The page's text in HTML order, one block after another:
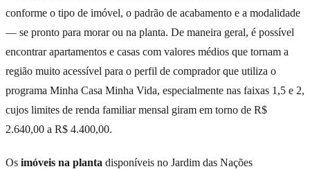
conforme o tipo de imóvel, o padrão de acabamento e a modalidade
— se pronto para morar ou na planta. De maneira geral, é possível
encontrar apartamentos e casas com valores médios que tornam a
região muito acessível para o perfil de comprador que utiliza o
programa Minha Casa Minha Vida, especialmente nas faixas 1,5 e 2,
cujos limites de renda familiar mensal giram em torno de R$
2.640,00 a R$ 4.400,00.
Os imóveis na planta disponíveis no Jardim das Nações